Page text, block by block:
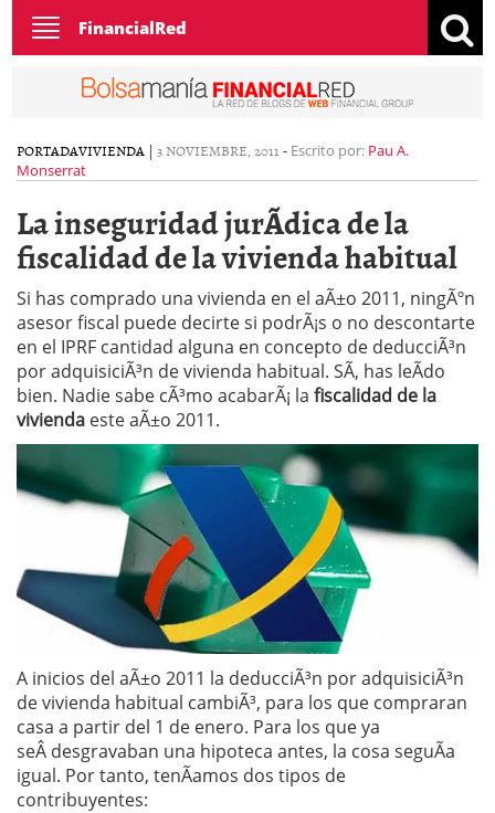
Toggle
navigation
FinancialRed
PORTADAVIVIENDA | 3 NOVIEMBRE, 2011 - Escrito por: Pau A.
Monserrat
La inseguridad jurÃ­dica de la
fiscalidad de la vivienda habitual
Si has comprado una vivienda en el aÃ±o 2011, ningÃºn
asesor fiscal puede decirte si podrÃ¡s o no descontarte
en el IPRF cantidad alguna en concepto de deducciÃ³n
por adquisiciÃ³n de vivienda habitual. SÃ­, has leÃ­do
bien. Nadie sabe cÃ³mo acabarÃ¡ la fiscalidad de la
vivienda este aÃ±o 2011.
A inicios del aÃ±o 2011 la deducciÃ³n por adquisiciÃ³n
de vivienda habitual cambiÃ³, para los que compraran
casa a partir del 1 de enero. Para los que ya
seÂ desgravaban una hipoteca antes, la cosa seguÃ­a
igual. Por tanto, tenÃ­amos dos tipos de
contribuyentes: